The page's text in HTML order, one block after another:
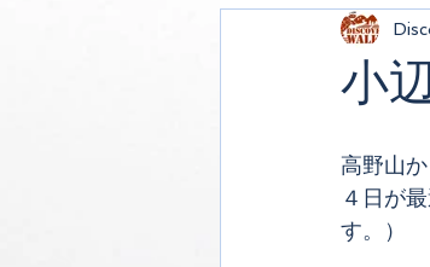
小
高野山
４日が
す。）